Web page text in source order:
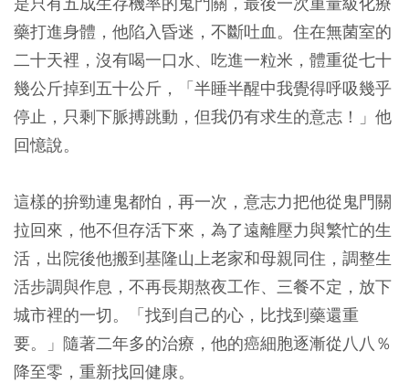
藥打進身體，他陷入昏迷，不斷吐血。住在無菌室的
二十天裡，沒有喝一口水、吃進一粒米，體重從七十
幾公斤掉到五十公斤，「半睡半醒中我覺得呼吸幾乎
停止，只剩下脈搏跳動，但我仍有求生的意志！」他
回憶說。
這樣的拚勁連鬼都怕，再一次，意志力把他從鬼門關
拉回來，他不但存活下來，為了遠離壓力與繁忙的生
活，出院後他搬到基隆山上老家和母親同住，調整生
活步調與作息，不再長期熬夜工作、三餐不定，放下
城市裡的一切。「找到自己的心，比找到藥還重
要。」隨著二年多的治療，他的癌細胞逐漸從八八％
降至零，重新找回健康。